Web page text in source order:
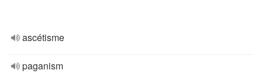
ascétisme
paganism